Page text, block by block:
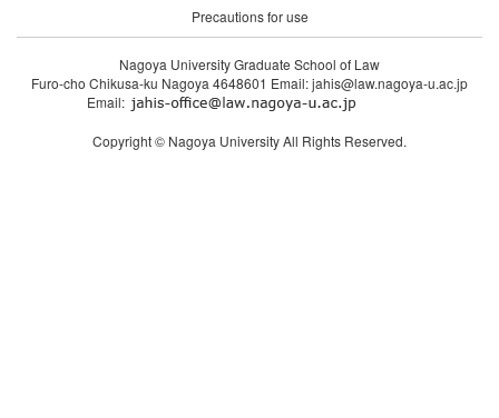
Precautions for use
Nagoya University Graduate School of Law
Furo-cho Chikusa-ku Nagoya 4648601 Email: jahis@law.nagoya-u.ac.jp
Email:
Copyright © Nagoya University All Rights Reserved.